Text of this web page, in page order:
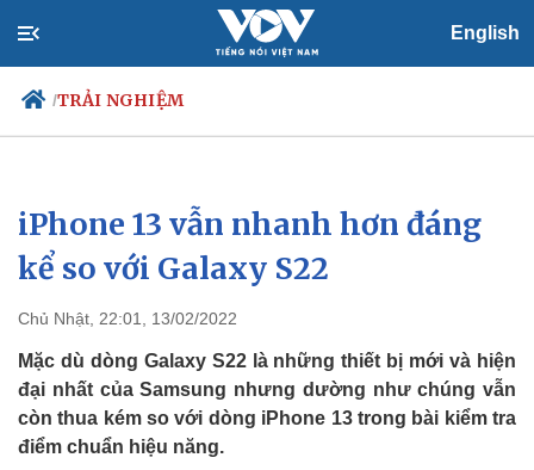
English
/TRẢI NGHIỆM
Chính trị
Đảng
Tổ chức nhân sự
Nhận diện sự thật
Xã hội
Tin 24h
Dự báo thời tiết
Việc làm
Biển đảo
iPhone 13 vẫn nhanh hơn đáng
kể so với Galaxy S22
Chủ Nhật, 22:01, 13/02/2022
Mặc dù dòng Galaxy S22 là những thiết bị mới và hiện
đại nhất của Samsung nhưng dường như chúng vẫn
còn thua kém so với dòng iPhone 13 trong bài kiểm tra
điểm chuẩn hiệu năng.